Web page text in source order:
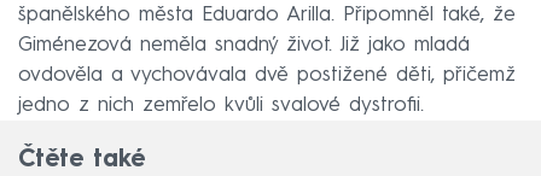
španělského města Eduardo Arilla. Připomněl také, že
Giménezová neměla snadný život. Již jako mladá
ovdověla a vychovávala dvě postižené děti, přičemž
jedno z nich zemřelo kvůli svalové dystrofii.
Čtěte také